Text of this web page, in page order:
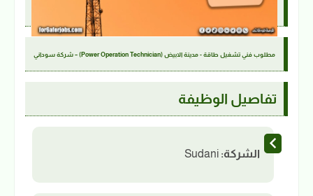
مطلوب فني تشغيل طاقة - مدينة الابيض (Power Operation Technician) – شركة سوداني
تفاصيل الوظيفة
الشركة: